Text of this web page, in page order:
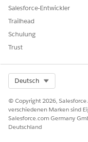
Salesforce-Entwickler
Trailhead
Schulung
Trust
Deutsch
© Copyright 2026,
verschiedenen Marken sind
Salesforce.com Germany
Deutschland